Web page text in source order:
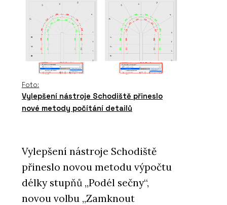
Foto:
Vylepšení nástroje Schodiště přineslo
nové metody počítání detailů
Vylepšení nástroje Schodiště
přineslo novou metodu výpočtu
délky stupňů „Podél sečny“,
novou volbu „Zamknout